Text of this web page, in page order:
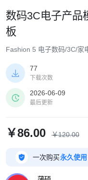
数码3C电子产品
板
Fashion 5 电子数码/3C/家

77
下载次数

2026-06-09
最后更新
￥86.00 ￥120.00
 一次购买永久使用